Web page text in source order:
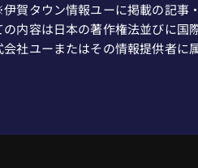
賀タウン情報ユーに掲載の記事
の内容は日本の著作権法並びに国
会社ユーまたはその情報提供者に